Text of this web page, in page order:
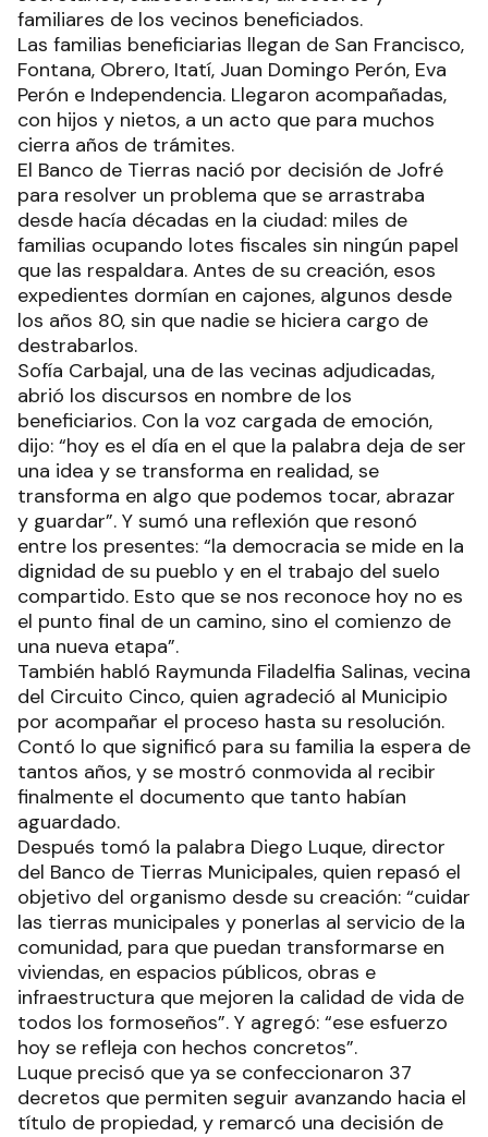
familiares de los vecinos beneficiados.
Las familias beneficiarias llegan de San Francisco,
Fontana, Obrero, Itatí, Juan Domingo Perón, Eva
Perón e Independencia. Llegaron acompañadas,
con hijos y nietos, a un acto que para muchos
cierra años de trámites.
El Banco de Tierras nació por decisión de Jofré
para resolver un problema que se arrastraba
desde hacía décadas en la ciudad: miles de
familias ocupando lotes fiscales sin ningún papel
que las respaldara. Antes de su creación, esos
expedientes dormían en cajones, algunos desde
los años 80, sin que nadie se hiciera cargo de
destrabarlos.
Sofía Carbajal, una de las vecinas adjudicadas,
abrió los discursos en nombre de los
beneficiarios. Con la voz cargada de emoción,
dijo: “hoy es el día en el que la palabra deja de ser
una idea y se transforma en realidad, se
transforma en algo que podemos tocar, abrazar
y guardar”. Y sumó una reflexión que resonó
entre los presentes: “la democracia se mide en la
dignidad de su pueblo y en el trabajo del suelo
compartido. Esto que se nos reconoce hoy no es
el punto final de un camino, sino el comienzo de
una nueva etapa”.
También habló Raymunda Filadelfia Salinas, vecina
del Circuito Cinco, quien agradeció al Municipio
por acompañar el proceso hasta su resolución.
Contó lo que significó para su familia la espera de
tantos años, y se mostró conmovida al recibir
finalmente el documento que tanto habían
aguardado.
Después tomó la palabra Diego Luque, director
del Banco de Tierras Municipales, quien repasó el
objetivo del organismo desde su creación: “cuidar
las tierras municipales y ponerlas al servicio de la
comunidad, para que puedan transformarse en
viviendas, en espacios públicos, obras e
infraestructura que mejoren la calidad de vida de
todos los formoseños”. Y agregó: “ese esfuerzo
hoy se refleja con hechos concretos”.
Luque precisó que ya se confeccionaron 37
decretos que permiten seguir avanzando hacia el
título de propiedad, y remarcó una decisión de